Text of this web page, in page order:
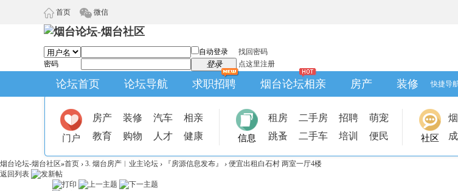
首页 微信
自动登录
找回密码
密码
登录 点这里注册
论坛首页 论坛导航 求职招聘 烟台论坛相亲 房产 装修 快捷导
门户
房产 装修 汽车
相亲
教育
购物 人才 健康 信息
租房 二手房 招聘
萌宠
跳蚤
二手车 培训 便民 社区
烟台论坛-烟台社区»首页 › 3. 烟台房产︱业主论坛 › 『房源信息发布』 › 便宜出租白石村 两室一厅4楼
返回列表